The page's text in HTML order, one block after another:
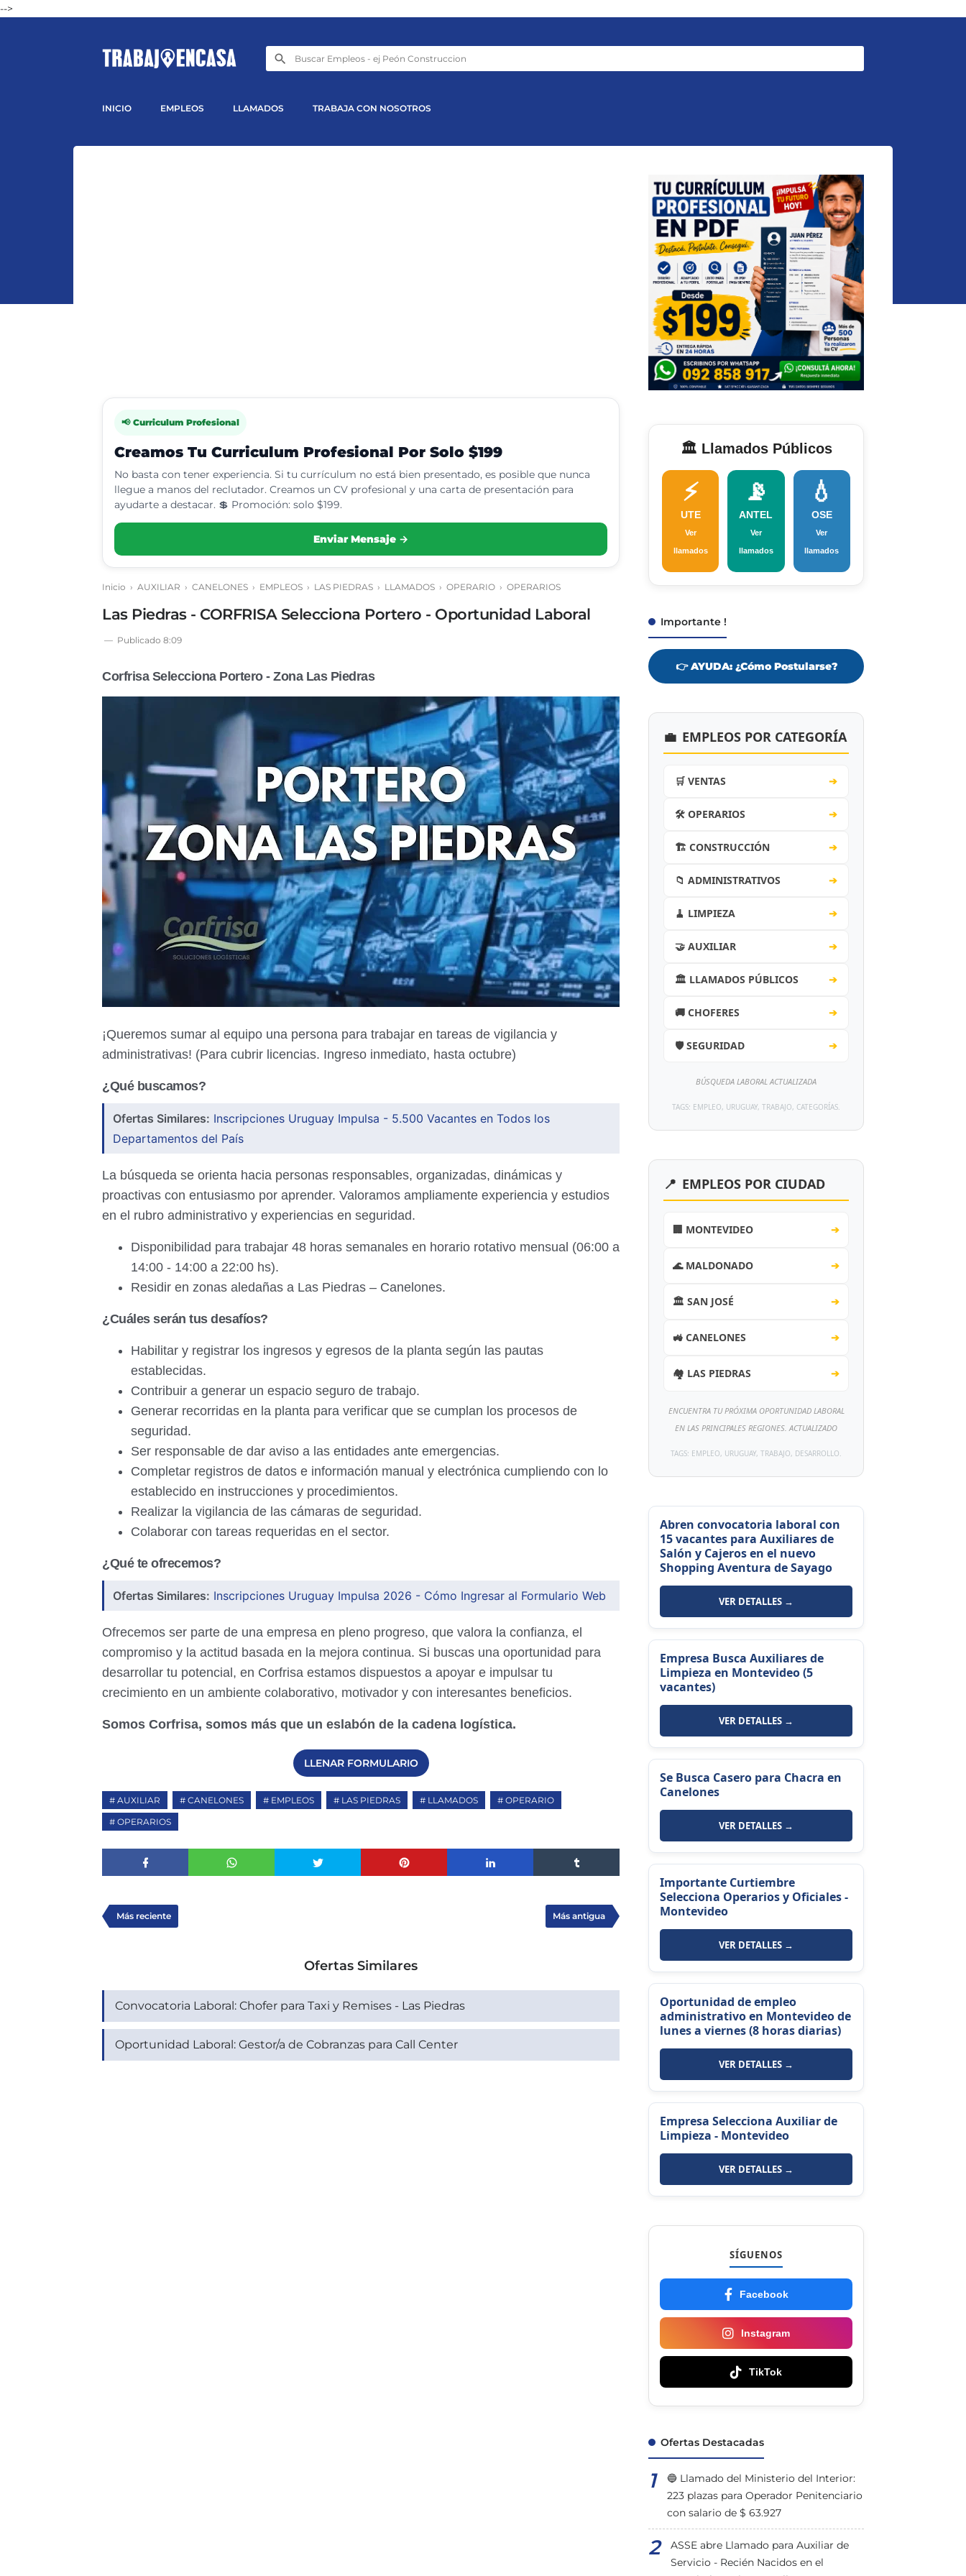
-->
INICIO EMPLEOS LLAMADOS TRABAJA CON NOSOTROS
📢 Curriculum Profesional
Creamos Tu Curriculum Profesional Por Solo $199
No basta con tener experiencia. Si tu currículum no está bien presentado, es posible que nunca
llegue a manos del reclutador. Creamos un CV profesional y una carta de presentación para
ayudarte a destacar. 💲 Promoción: solo $199.
Enviar Mensaje →
Inicio › AUXILIAR › CANELONES › EMPLEOS › LAS PIEDRAS › LLAMADOS › OPERARIO › OPERARIOS
Las Piedras - CORFRISA Selecciona Portero - Oportunidad Laboral
Publicado 8:09
Corfrisa Selecciona Portero - Zona Las Piedras
¡Queremos sumar al equipo una persona para trabajar en tareas de vigilancia y
administrativas! (Para cubrir licencias. Ingreso inmediato, hasta octubre)
¿Qué buscamos?
Ofertas Similares: Inscripciones Uruguay Impulsa - 5.500 Vacantes en Todos los
Departamentos del País
La búsqueda se orienta hacia personas responsables, organizadas, dinámicas y
proactivas con entusiasmo por aprender. Valoramos ampliamente experiencia y estudios
en el rubro administrativo y experiencias en seguridad.
Disponibilidad para trabajar 48 horas semanales en horario rotativo mensual (06:00 a
14:00 - 14:00 a 22:00 hs).
Residir en zonas aledañas a Las Piedras – Canelones.
¿Cuáles serán tus desafíos?
Habilitar y registrar los ingresos y egresos de la planta según las pautas
establecidas.
Contribuir a generar un espacio seguro de trabajo.
Generar recorridas en la planta para verificar que se cumplan los procesos de
seguridad.
Ser responsable de dar aviso a las entidades ante emergencias.
Completar registros de datos e información manual y electrónica cumpliendo con lo
establecido en instrucciones y procedimientos.
Realizar la vigilancia de las cámaras de seguridad.
Colaborar con tareas requeridas en el sector.
¿Qué te ofrecemos?
Ofertas Similares: Inscripciones Uruguay Impulsa 2026 - Cómo Ingresar al Formulario Web
Ofrecemos ser parte de una empresa en pleno progreso, que valora la confianza, el
compromiso y la actitud basada en la mejora continua. Si buscas una oportunidad para
desarrollar tu potencial, en Corfrisa estamos dispuestos a apoyar e impulsar tu
crecimiento en un ambiente colaborativo, motivador y con interesantes beneficios.
Somos Corfrisa, somos más que un eslabón de la cadena logística.
LLENAR FORMULARIO
AUXILIAR CANELONES EMPLEOS LAS PIEDRAS LLAMADOS
OPERARIO
OPERARIOS
Más reciente Más antigua
Ofertas Similares
Convocatoria Laboral: Chofer para Taxi y Remises - Las Piedras
Oportunidad Laboral: Gestor/a de Cobranzas para Call Center
🏛️ Llamados Públicos
⚡
UTE
Ver
llamados
📡
ANTEL
Ver
llamados
💧
OSE
Ver
llamados
Importante !
👉 AYUDA: ¿Cómo Postularse?
💼 EMPLEOS POR CATEGORÍA
🛒 VENTAS ➔
🛠️ OPERARIOS ➔
🏗️ CONSTRUCCIÓN ➔
📁 ADMINISTRATIVOS ➔
🧹 LIMPIEZA ➔
🤝 AUXILIAR ➔
🏛️ LLAMADOS PÚBLICOS ➔
🚚 CHOFERES ➔
🛡️ SEGURIDAD ➔
BÚSQUEDA LABORAL ACTUALIZADA
TAGS: EMPLEO, URUGUAY, TRABAJO, CATEGORÍAS.
📍 EMPLEOS POR CIUDAD
🏢 MONTEVIDEO ➔
🌊 MALDONADO ➔
🏛️ SAN JOSÉ ➔
🚜 CANELONES ➔
🏘️ LAS PIEDRAS ➔
ENCUENTRA TU PRÓXIMA OPORTUNIDAD LABORAL
EN LAS PRINCIPALES REGIONES. ACTUALIZADO
TAGS: EMPLEO, URUGUAY, TRABAJO, DESARROLLO.
Abren convocatoria laboral con
15 vacantes para Auxiliares de
Salón y Cajeros en el nuevo
Shopping Aventura de Sayago
VER DETALLES →
Empresa Busca Auxiliares de
Limpieza en Montevideo (5
vacantes)
VER DETALLES →
Se Busca Casero para Chacra en
Canelones
VER DETALLES →
Importante Curtiembre
Selecciona Operarios y Oficiales -
Montevideo
VER DETALLES →
Oportunidad de empleo
administrativo en Montevideo de
lunes a viernes (8 horas diarias)
VER DETALLES →
Empresa Selecciona Auxiliar de
Limpieza - Montevideo
VER DETALLES →
SÍGUENOS
Facebook
Instagram
TikTok
Ofertas Destacadas
🔵 Llamado del Ministerio del Interior:
223 plazas para Operador Penitenciario
con salario de $ 63.927
ASSE abre Llamado para Auxiliar de
Servicio - Recién Nacidos en el